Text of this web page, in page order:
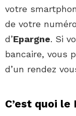
votre
de votre
d’Epargne. Si
bancaire, vous
d’un rendez
C’est quoi le